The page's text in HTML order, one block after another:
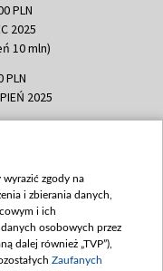
PLN
2025
10 mln)
PLN
2025
PLN
350
PLN
2025
wyrazić zgody na
i zbierania danych,
i ich
osobowych przez
dalej również „TVP”),
Zaufanych